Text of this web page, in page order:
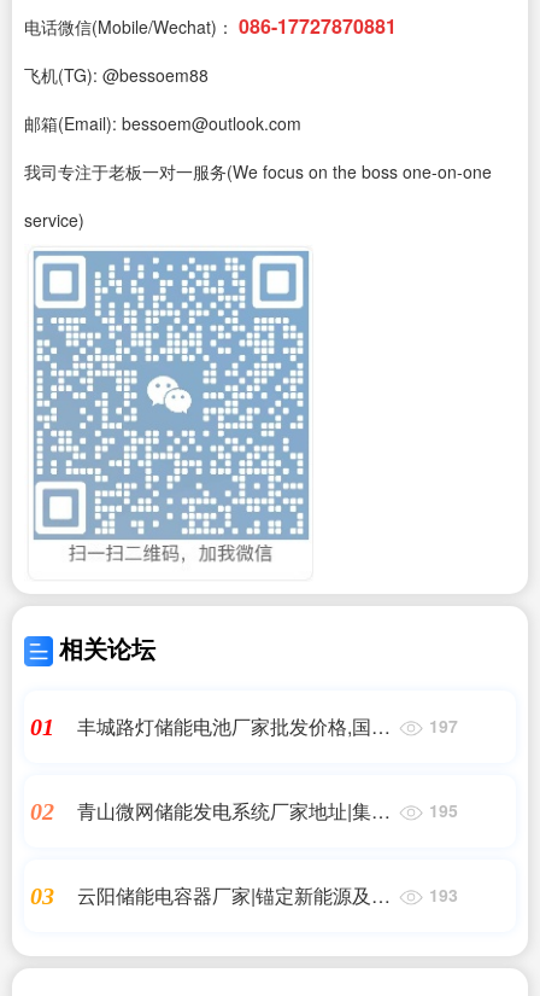
电话微信(Mobile/Wechat)： 086-17727870881
飞机(TG): @bessoem88
邮箱(Email): bessoem@outlook.com
我司专注于老板一对一服务(We focus on the boss one-on-one
service)
相关论坛
01
丰城路灯储能电池厂家批发价格,国内
197
02
青山微网储能发电系统厂家地址|集装
195
03
云阳储能电容器厂家|锚定新能源及新
193